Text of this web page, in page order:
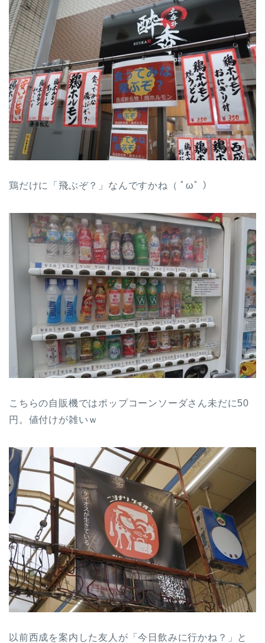
鶏だけに「飛ぶぞ？」なんですかね（ ﾟωﾟ ）
こちらの自販機ではポップコーンソーダさん未だに50
円。値付けが雑いｗ
以前西成を案内した友人が「今日飲みに行かね？」と